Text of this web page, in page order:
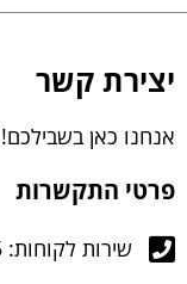
יצירת קשר
אנחנו כאן בשבילכם!
פרטי התקשרות
שירות לקוחות: 08-9420765